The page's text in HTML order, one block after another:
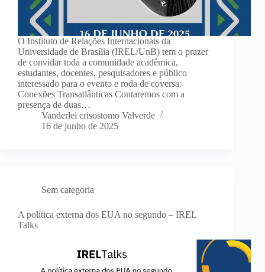
O Instituto de Relações Internacionais da
Universidade de Brasília (IREL/UnB) tem o prazer
de convidar toda a comunidade acadêmica,
estudantes, docentes, pesquisadores e público
interessado para o evento e roda de coversa:
Conexões Transatlânticas Contaremos com a
presença de duas…
Vanderlei crisostomo Valverde
16 de junho de 2025
Sem categoria
A política externa dos EUA no segundo – IREL
Talks